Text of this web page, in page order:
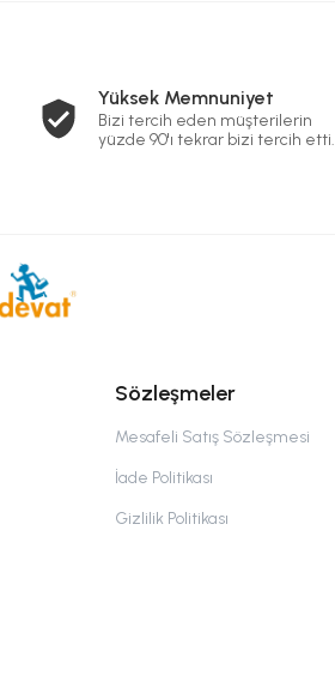
Yüksek Memnuniyet
Bizi tercih eden müşterilerin
yüzde 90'ı tekrar bizi tercih etti.
Sözleşmeler
Mesafeli Satış Sözleşmesi
İade Politikası
Gizlilik Politikası